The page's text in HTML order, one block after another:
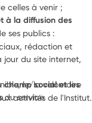
celles à venir ;
à la diffusion des
ses publics :
rédaction et
jour du site internet,
champ social et les
activités de l'Institut.
le/la volontaire
du service